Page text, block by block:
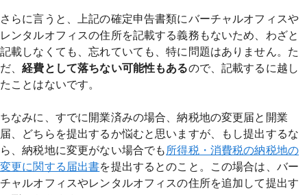
さらに言うと、上記の確定申告書類にバーチャルオフィスや
レンタルオフィスの住所を記載する義務もないため、わざと
記載しなくても、忘れていても、特に問題はありません。た
だ、経費として落ちない可能性もあるので、記載するに越し
たことはないです。
ちなみに、すでに開業済みの場合、納税地の変更届と開業
届、どちらを提出するか悩むと思いますが、もし提出するな
ら、納税地に変更がない場合でも所得税・消費税の納税地の
変更に関する届出書を提出するとのこと。この場合は、バー
チャルオフィスやレンタルオフィスの住所を追加して提出す